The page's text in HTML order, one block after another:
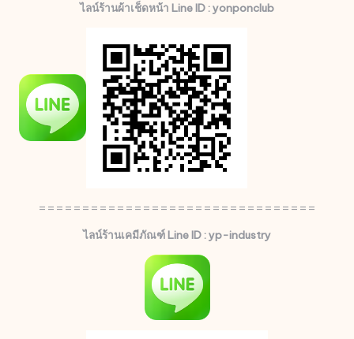
ไลน์ร้านผ้าเช็ดหน้า Line ID : yonponclub
================================
ไลน์ร้านเคมีภัณฑ์ Line ID : yp-industry